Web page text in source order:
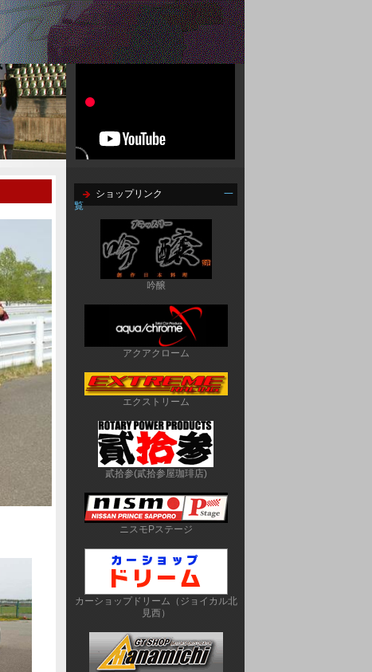
ショップリンク
一
覧
吟醸
アクアクローム
エクストリーム
貳拾参(貳拾参屋珈琲店)
ニスモPステージ
カーショップドリーム（ジョイカル北
見西）